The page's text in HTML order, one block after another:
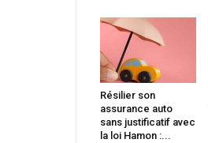
Résilier son
assurance auto
sans justificatif avec
la loi Hamon :...